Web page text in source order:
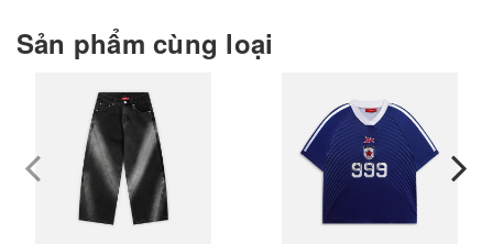
Sản phẩm cùng loại
prev